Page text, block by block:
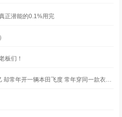
正潜能的0.1%用完
板们！
开一辆本田飞度 常年穿同一款衣服 还没有绯闻